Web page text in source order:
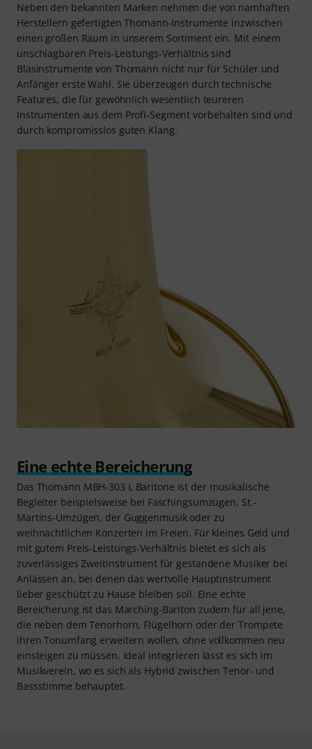
Neben den bekannten Marken nehmen die von namhaften
Herstellern gefertigten Thomann-Instrumente inzwischen
einen großen Raum in unserem Sortiment ein. Mit einem
unschlagbaren Preis-Leistungs-Verhältnis sind
Blasinstrumente von Thomann nicht nur für Schüler und
Anfänger erste Wahl. Sie überzeugen durch technische
Features, die für gewöhnlich wesentlich teureren
Instrumenten aus dem Profi-Segment vorbehalten sind und
durch kompromisslos guten Klang.
Eine echte Bereicherung
Das Thomann MBH-303 L Baritone ist der musikalische
Begleiter beispielsweise bei Faschingsumzügen, St.-
Martins-Umzügen, der Guggenmusik oder zu
weihnachtlichen Konzerten im Freien. Für kleines Geld und
mit gutem Preis-Leistungs-Verhältnis bietet es sich als
zuverlässiges Zweitinstrument für gestandene Musiker bei
Anlässen an, bei denen das wertvolle Hauptinstrument
lieber geschützt zu Hause bleiben soll. Eine echte
Bereicherung ist das Marching-Bariton zudem für all jene,
die neben dem Tenorhorn, Flügelhorn oder der Trompete
ihren Tonumfang erweitern wollen, ohne vollkommen neu
einsteigen zu müssen. Ideal integrieren lässt es sich im
Musikverein, wo es sich als Hybrid zwischen Tenor- und
Bassstimme behauptet.